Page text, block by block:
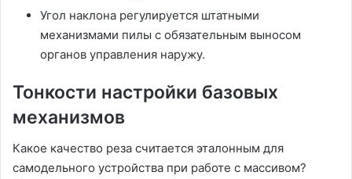
Угол наклона регулируется штатными
механизмами пилы с обязательным выносом
органов управления наружу.
Тонкости настройки базовых
механизмов
Какое качество реза считается эталонным для
самодельного устройства при работе с массивом?